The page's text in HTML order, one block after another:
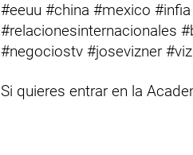
#eeuu #china #mexico
#relacionesinternacionales
#negociostv #josevizner
Si quieres entrar en la